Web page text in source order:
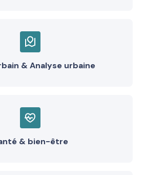
& Analyse urbaine
& bien-être